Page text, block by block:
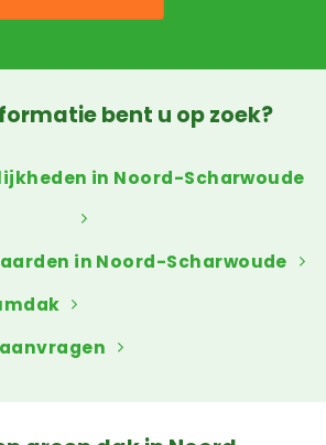
bent u op zoek?
in Noord-Scharwoude
in Noord-Scharwoude